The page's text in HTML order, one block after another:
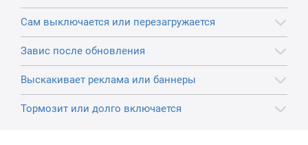
Сам выключается или перезагружается
Завис после обновления
Выскакивает реклама или баннеры
Тормозит или долго включается